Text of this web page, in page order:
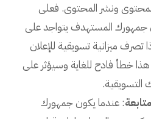
ونشر المحتوى. فعلى
جمهورك المستهدف يتواجد على
ميزانية تسويقية للإعلان
هذا خطأ فادح للغاية وسيؤثر على
التسويقية.
: عندما يكون جمهورك